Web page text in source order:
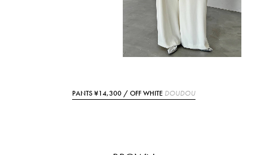
PANTS ¥14,300 / OFF WHITEDOUDOU